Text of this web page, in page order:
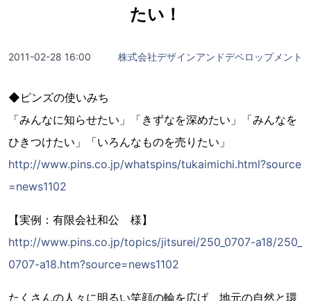
たい！
2011-02-28 16:00 株式会社デザインアンドデベロップメント
◆ピンズの使いみち
「みんなに知らせたい」「きずなを深めたい」「みんなを
ひきつけたい」「いろんなものを売りたい」
http://www.pins.co.jp/whatspins/tukaimichi.html?source
=news1102
【実例：有限会社和公 様】
http://www.pins.co.jp/topics/jitsurei/250_0707-a18/250_
0707-a18.htm?source=news1102
たくさんの人々に明るい笑顔の輪を広げ、地元の自然と環